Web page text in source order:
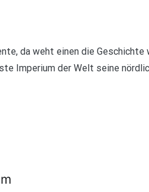
da weht einen die
Imperium der Welt seine